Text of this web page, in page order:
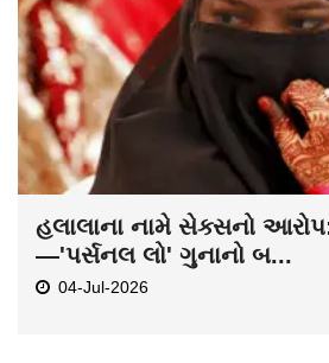
હલાલાના નામે સેક્સનો
—'પર્સનલ લો' ગુનાનો બ...
04-Jul-2026